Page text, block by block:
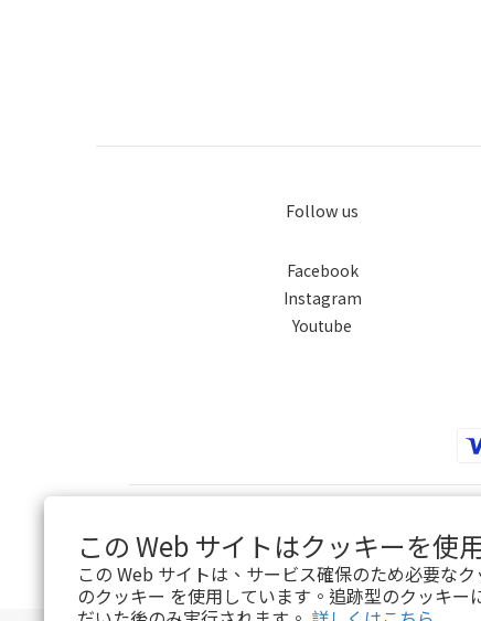
この Web サイトはクッキーを使
この Web サイトは、サービス確保のため必要な
のクッキー を使用しています。追跡型のクッキー
Follow us
Facebook
Instagram
Youtube